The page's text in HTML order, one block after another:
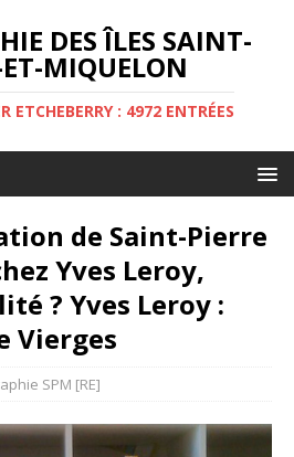
DES ÎLES SAINT-
ET-MIQUELON
ETCHEBERRY : 4972 ENTRÉES
de Saint-Pierre
Yves Leroy,
? Yves Leroy :
Vierges
SPM [RE]